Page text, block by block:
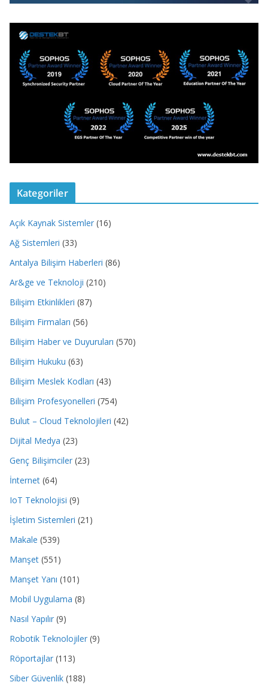
Kategoriler
Açık Kaynak Sistemler (16)
Ağ Sistemleri (33)
Antalya Bilişim Haberleri (86)
Ar&ge ve Teknoloji (210)
Bilişim Etkinlikleri (87)
Bilişim Firmaları (56)
Bilişim Haber ve Duyuruları (570)
Bilişim Hukuku (63)
Bilişim Meslek Kodları (43)
Bilişim Profesyonelleri (754)
Bulut – Cloud Teknolojileri (42)
Dijital Medya (23)
Genç Bilişimciler (23)
İnternet (64)
IoT Teknolojisi (9)
İşletim Sistemleri (21)
Makale (539)
Manşet (551)
Manşet Yanı (101)
Mobil Uygulama (8)
Nasıl Yapılır (9)
Robotik Teknolojiler (9)
Röportajlar (113)
Siber Güvenlik (188)